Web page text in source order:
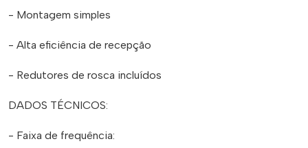
- Montagem simples
- Alta eficiência de recepção
- Redutores de rosca incluídos
DADOS TÉCNICOS:
- Faixa de frequência: